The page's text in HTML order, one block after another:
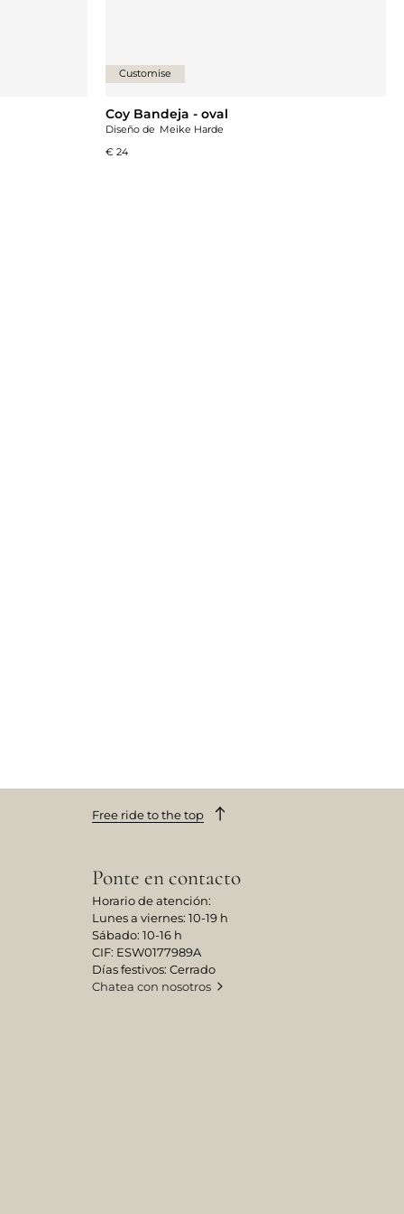
Customise
Coy Bandeja - oval
Diseño de Meike Harde
€ 24
Free ride to the top
Ponte en contacto
Horario de atención:
Lunes a viernes: 10-19 h
Sábado: 10-16 h
CIF: ESW0177989A
Días festivos: Cerrado
Chatea con nosotros